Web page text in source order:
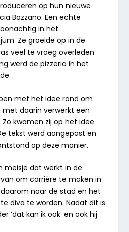
op hun nieuwe
Bazzano. Een echte
in het
Ze groeide op in de
veel te vroeg overleden
werd de pizzeria in het
met het idee rond om
daarin verwerkt een
kwamen zij op het idee
tekst werd aangepast en
op deze manier.
meisje dat werkt in de
om carrière te maken in
naar de stad en het
diva te worden. Nadat dit is
‘dat kan ik ook’ en ook hij